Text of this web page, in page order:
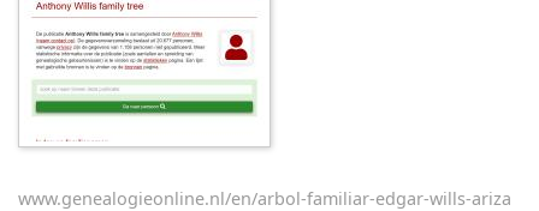
www.genealogieonline.nl/en/arbol-familiar-edgar-wills-ariza